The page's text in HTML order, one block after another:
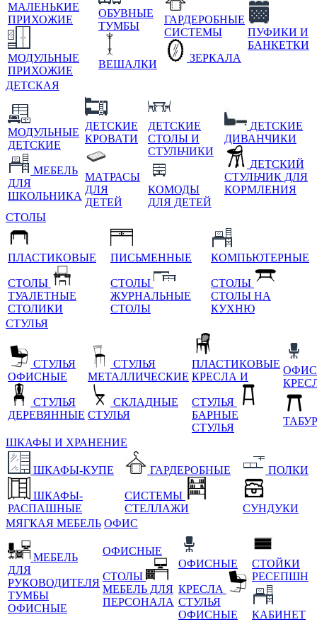
МАЛЕНЬКИЕ
ПРИХОЖИЕ
МОДУЛЬНЫЕ
ПРИХОЖИЕ
ОБУВНЫЕ
ТУМБЫ
ВЕШАЛКИ
ГАРДЕРОБНЫЕ
СИСТЕМЫ
ЗЕРКАЛА
ПУФИКИ И
БАНКЕТКИ
ДЕТСКАЯ
МОДУЛЬНЫЕ
ДЕТСКИЕ
МЕБЕЛЬ
ДЛЯ
ШКОЛЬНИКА
ДЕТСКИЕ
КРОВАТИ
МАТРАСЫ
ДЛЯ
ДЕТЕЙ
ДЕТСКИЕ
СТОЛЫ И
СТУЛЬЧИКИ
КОМОДЫ
ДЛЯ ДЕТЕЙ
ДЕТСКИЕ
ДИВАНЧИКИ
ДЕТСКИЙ
СТУЛЬЧИК ДЛЯ
КОРМЛЕНИЯ
СТОЛЫ
ПЛАСТИКОВЫЕ
СТОЛЫ
ТУАЛЕТНЫЕ
СТОЛИКИ
ПИСЬМЕННЫЕ
СТОЛЫ
ЖУРНАЛЬНЫЕ
СТОЛЫ
КОМПЬЮТЕРНЫЕ
СТОЛЫ
СТОЛЫ НА
КУХНЮ
СТУЛЬЯ
СТУЛЬЯ
ОФИСНЫЕ
СТУЛЬЯ
ДЕРЕВЯННЫЕ
СТУЛЬЯ
МЕТАЛЛИЧЕСКИЕ
СКЛАДНЫЕ
СТУЛЬЯ
ПЛАСТИКОВЫЕ
КРЕСЛА И
СТУЛЬЯ
БАРНЫЕ
СТУЛЬЯ
ШКАФЫ И ХРАНЕНИЕ
ШКАФЫ-КУПЕ
ШКАФЫ-
РАСПАШНЫЕ
ГАРДЕРОБНЫЕ
СИСТЕМЫ
СТЕЛЛАЖИ
ПОЛКИ
СУНДУКИ
МЯГКАЯ МЕБЕЛЬ ОФИС
МЕБЕЛЬ
ДЛЯ
РУКОВОДИТЕЛЯ
ТУМБЫ
ОФИСНЫЕ
ОФИСНЫЕ
СТОЛЫ
МЕБЕЛЬ ДЛЯ
ПЕРСОНАЛА
ОФИСНЫЕ
КРЕСЛА
СТУЛЬЯ
ОФИСНЫЕ
СТОЙКИ
РЕСЕПШН
КАБИНЕТ